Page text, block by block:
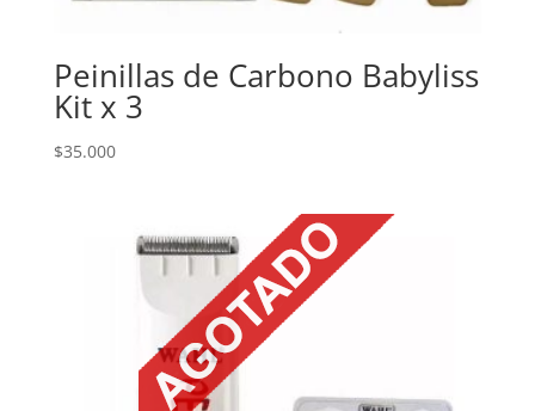
Peinillas de Carbono Babyliss
Kit x 3
$35.000